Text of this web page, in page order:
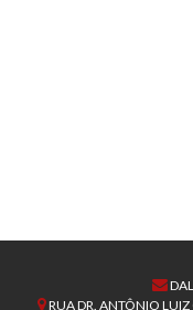
RUA DR. ANTÔNIO LUIZ